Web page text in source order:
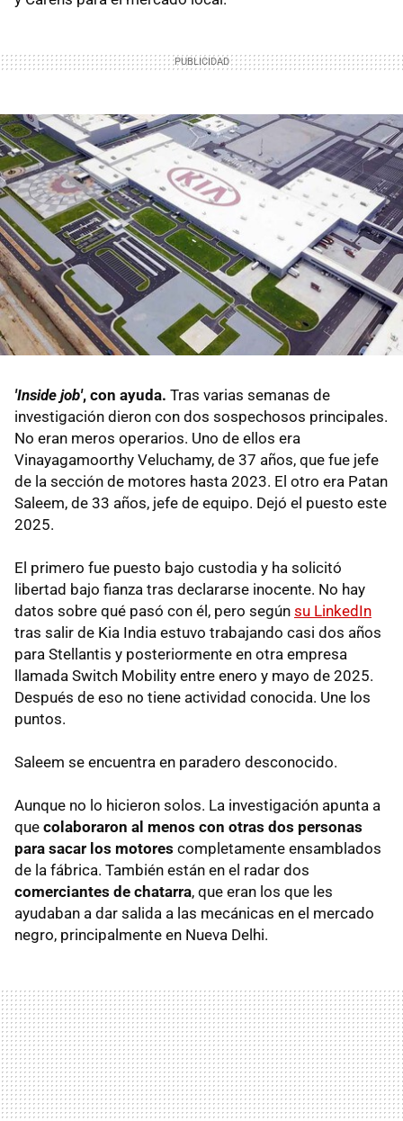
'Inside job', con ayuda. Tras varias semanas de
investigación dieron con dos sospechosos principales.
No eran meros operarios. Uno de ellos era
Vinayagamoorthy Veluchamy, de 37 años, que fue jefe
de la sección de motores hasta 2023. El otro era Patan
Saleem, de 33 años, jefe de equipo. Dejó el puesto este
2025.
El primero fue puesto bajo custodia y ha solicitó
libertad bajo fianza tras declararse inocente. No hay
datos sobre qué pasó con él, pero según su LinkedIn
tras salir de Kia India estuvo trabajando casi dos años
para Stellantis y posteriormente en otra empresa
llamada Switch Mobility entre enero y mayo de 2025.
Después de eso no tiene actividad conocida. Une los
puntos.
Saleem se encuentra en paradero desconocido.
Aunque no lo hicieron solos. La investigación apunta a
que colaboraron al menos con otras dos personas
para sacar los motores completamente ensamblados
de la fábrica. También están en el radar dos
comerciantes de chatarra, que eran los que les
ayudaban a dar salida a las mecánicas en el mercado
negro, principalmente en Nueva Delhi.